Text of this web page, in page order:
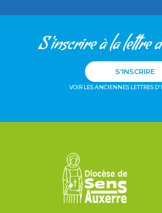
S'inscrire à la lettre
S'INSCRIRE
VOIR LES ANCIENNES LETTRES